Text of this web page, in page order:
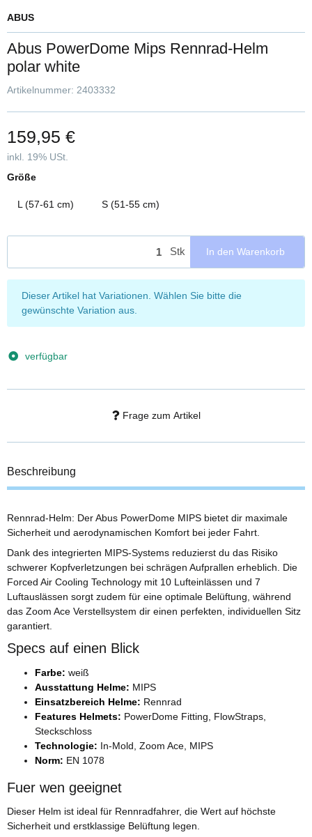
ABUS
Abus PowerDome Mips Rennrad-Helm
polar white
Artikelnummer: 2403332
159,95 €
inkl. 19% USt.
Größe
L (57-61 cm) S (51-55 cm)
Stk In den Warenkorb
x
Dieser Artikel hat Variationen. Wählen Sie bitte die
gewünschte Variation aus.
verfügbar
Frage zum Artikel
Beschreibung
Rennrad-Helm: Der Abus PowerDome MIPS bietet dir maximale
Sicherheit und aerodynamischen Komfort bei jeder Fahrt.
Dank des integrierten MIPS-Systems reduzierst du das Risiko
schwerer Kopfverletzungen bei schrägen Aufprallen erheblich. Die
Forced Air Cooling Technology mit 10 Lufteinlässen und 7
Luftauslässen sorgt zudem für eine optimale Belüftung, während
das Zoom Ace Verstellsystem dir einen perfekten, individuellen Sitz
garantiert.
Specs auf einen Blick
Farbe: weiß
Ausstattung Helme: MIPS
Einsatzbereich Helme: Rennrad
Features Helmets: PowerDome Fitting, FlowStraps,
Steckschloss
Technologie: In-Mold, Zoom Ace, MIPS
Norm: EN 1078
Fuer wen geeignet
Dieser Helm ist ideal für Rennradfahrer, die Wert auf höchste
Sicherheit und erstklassige Belüftung legen.